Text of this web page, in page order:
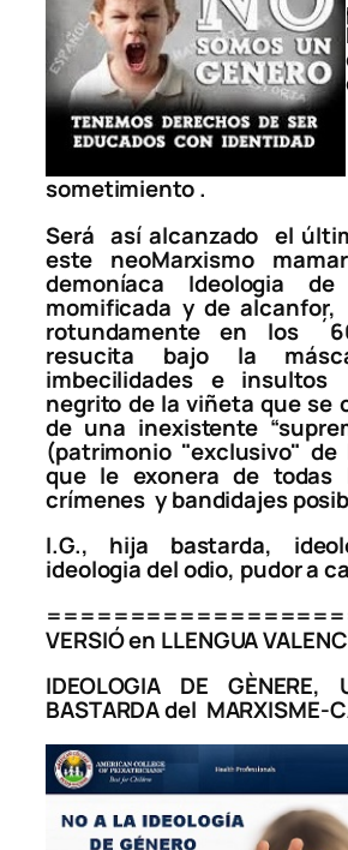
sometimiento .
Será así alcanzado el
este neoMarxismo
demoníaca Ideologia
momificada y de
rotundamente en los
resucita bajo la
imbecilidades e
negrito de la viñeta que se
de una inexistente
(patrimonio "exclusivo" de
que le exonera de todas
crímenes y bandidajes
I.G., hija bastarda,
ideologia del odio, pudor a
VERSIÓ en LLENGUA
IDEOLOGIA DE GÈNERE,
BASTARDAdel MARXISME-